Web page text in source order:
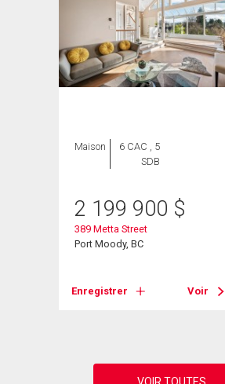
Maison
6 CAC , 5
SDB
2 199 900 $
389 Metta Street
Port Moody, BC
Enregistrer Voir